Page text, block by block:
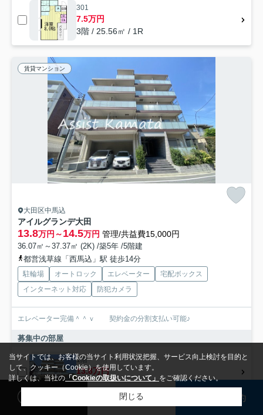
301
7.5万円
3階 / 25.56㎡ / 1R
賃貸マンション
大田区中馬込
アイルグランデ大田
13.8万円～14.5万円 管理/共益費15,000円
36.07㎡～37.37㎡ (2K) /築5年 /5階建
都営浅草線「西馬込」駅 徒歩14分
駐輪場 オートロック エレベーター
宅配ボックス
インターネット対応
防犯カメラ
エレベーター完備＾＾ｖ 契約金の分割支払い可能♪
募集中の部屋
1階
13.8万円
1階 / 36.07㎡ / 2K
検討リスト 来店予約
当サイトでは、お客様の当サイト利用状況把握、サービス向上検討を目的と
して、クッキー（Cookie）を使用しています。
詳しくは、当社の 「Cookieの取扱いについて」 をご確認ください。
閉じる